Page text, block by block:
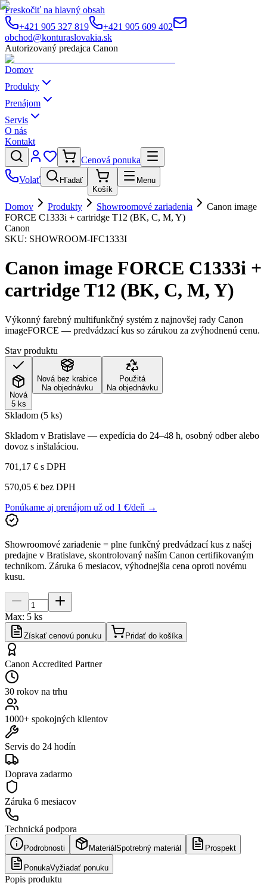
Preskočiť na hlavný obsah
+421 905 327 819
+421 905 609 402
obchod@konturaslovakia.sk
Autorizovaný predajca Canon
Domov
Produkty
Prenájom
Servis
O nás
Kontakt
Cenová ponuka
Volať
Hľadať
Košík
Menu
Domov Produkty Showroomové zariadenia
Canon image
FORCE C1333i + cartridge T12 (BK, C, M, Y)
Canon
SKU: SHOWROOM-IFC1333I
Canon image FORCE C1333i +
cartridge T12 (BK, C, M, Y)
Výkonný farebný multifunkčný systém z najnovšej rady Canon
imageFORCE — predvádzací kus so zárukou za zvýhodnenú cenu.
Stav produktu
Nová
5 ks
Nová bez krabice
Na objednávku
Použitá
Na objednávku
Skladom (5 ks)
Skladom v Bratislave — expedícia do 24–48 h, osobný odber alebo
dovoz s inštaláciou.
701,17 € s DPH
570,05 € bez DPH
Ponúkame aj prenájom už od 1 €/deň →
Showroomové zariadenie = plne funkčný predvádzací kus z našej
predajne v Bratislave, skontrolovaný naším Canon certifikovaným
technikom. Záruka 6 mesiacov, výhodnejšia cena oproti novému
kusu.
Max: 5 ks
Získať cenovú ponuku Pridať do košíka
Canon Accredited Partner
30 rokov na trhu
1000+ spokojných klientov
Servis do 24 hodín
Doprava zadarmo
Záruka 6 mesiacov
Technická podpora
Podrobnosti Materiál Spotrebný materiál Prospekt
PonukaVyžiadať ponuku
Popis produktu